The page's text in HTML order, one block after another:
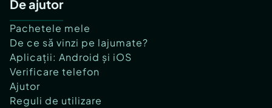
De ajutor
Pachetele mele
De ce să vinzi pe lajumate?
Aplicații: Android și iOS
Verificare telefon
Ajutor
Reguli de utilizare